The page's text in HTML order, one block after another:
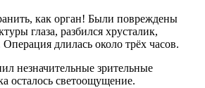
как орган! Были повреждены
глаза, разбился хрусталик,
Операция длилась около трёх часов.
незначительные зрительные
осталось светоощущение.